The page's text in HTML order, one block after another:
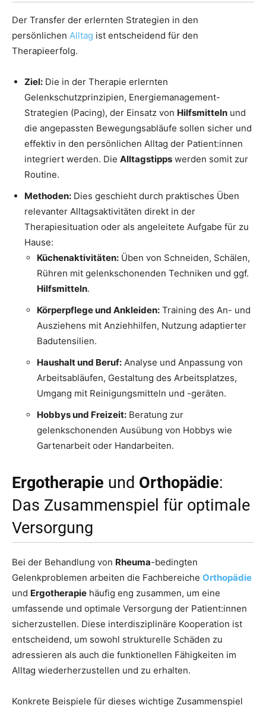
Der Transfer der erlernten Strategien in den
persönlichen Alltag ist entscheidend für den
Therapieerfolg.
Ziel: Die in der Therapie erlernten
Gelenkschutzprinzipien, Energiemanagement-
Strategien (Pacing), der Einsatz von Hilfsmitteln und
die angepassten Bewegungsabläufe sollen sicher und
effektiv in den persönlichen Alltag der Patient:innen
integriert werden. Die Alltagstipps werden somit zur
Routine.
Methoden: Dies geschieht durch praktisches Üben
relevanter Alltagsaktivitäten direkt in der
Therapiesituation oder als angeleitete Aufgabe für zu
Hause:
Küchenaktivitäten: Üben von Schneiden, Schälen,
Rühren mit gelenkschonenden Techniken und ggf.
Hilfsmitteln.
Körperpflege und Ankleiden: Training des An- und
Ausziehens mit Anziehhilfen, Nutzung adaptierter
Badutensilien.
Haushalt und Beruf: Analyse und Anpassung von
Arbeitsabläufen, Gestaltung des Arbeitsplatzes,
Umgang mit Reinigungsmitteln und -geräten.
Hobbys und Freizeit: Beratung zur
gelenkschonenden Ausübung von Hobbys wie
Gartenarbeit oder Handarbeiten.
Ergotherapie und Orthopädie:
Das Zusammenspiel für optimale
Versorgung
Bei der Behandlung von Rheuma-bedingten
Gelenkproblemen arbeiten die Fachbereiche Orthopädie
und Ergotherapie häufig eng zusammen, um eine
umfassende und optimale Versorgung der Patient:innen
sicherzustellen. Diese interdisziplinäre Kooperation ist
entscheidend, um sowohl strukturelle Schäden zu
adressieren als auch die funktionellen Fähigkeiten im
Alltag wiederherzustellen und zu erhalten.
Konkrete Beispiele für dieses wichtige Zusammenspiel